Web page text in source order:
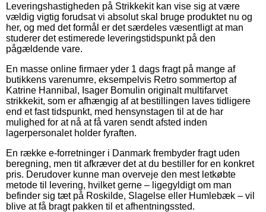
Leveringshastigheden på Strikkekit kan vise sig at være
vældig vigtig forudsat vi absolut skal bruge produktet nu og
her, og med det formål er det særdeles væsentligt at man
studerer det estimerede leveringstidspunkt på den
pågældende vare.
En masse online firmaer yder 1 dags fragt på mange af
butikkens varenumre, eksempelvis Retro sommertop af
Katrine Hannibal, Isager Bomulin originalt multifarvet
strikkekit, som er afhængig af at bestillingen laves tidligere
end et fast tidspunkt, med hensynstagen til at de har
mulighed for at nå at få varen sendt afsted inden
lagerpersonalet holder fyraften.
En række e-forretninger i Danmark frembyder fragt uden
beregning, men tit afkræver det at du bestiller for en konkret
pris. Derudover kunne man overveje den mest letkøbte
metode til levering, hvilket gerne – ligegyldigt om man
befinder sig tæt på Roskilde, Slagelse eller Humlebæk – vil
blive at få bragt pakken til et afhentningssted.